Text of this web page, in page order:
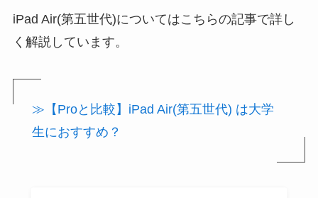
iPad Air(第五世代)についてはこちらの記事で詳し
く解説しています。
≫【Proと比較】iPad Air(第五世代) は大学
生におすすめ？